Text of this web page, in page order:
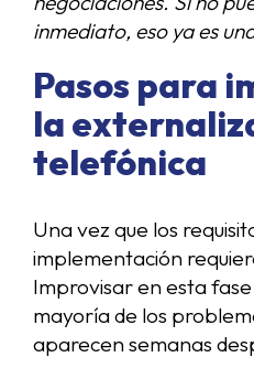
inmediato, eso ya es
Pasos para
la
telefónica
Una vez que los
implementación
Improvisar en esta
mayoría de los
aparecen semanas